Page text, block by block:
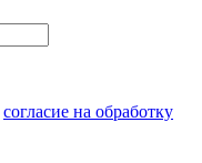
согласие на обработку